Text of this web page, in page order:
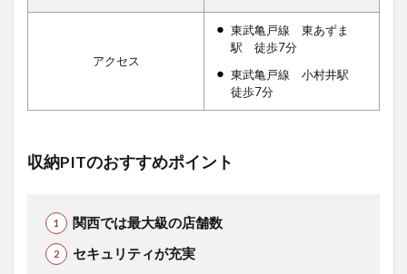
アクセス
東武亀戸線 東あずま
駅 徒歩7分
東武亀戸線 小村井駅
徒歩7分
収納PITのおすすめポイント
関西では最大級の店舗数
セキュリティが充実